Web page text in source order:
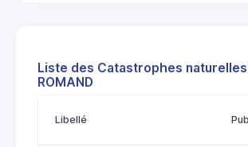
Liste des Catastrophes naturelles
ROMAND
Libellé